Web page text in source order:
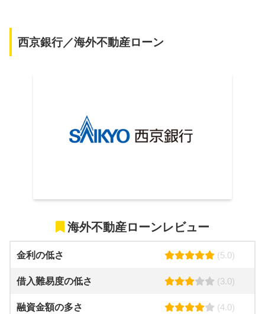
西京銀行／海外不動産ローン
海外不動産ローンレビュー
金利の低さ (5.0)
借入難易度の低さ (3.0)
融資金額の多さ (4.0)